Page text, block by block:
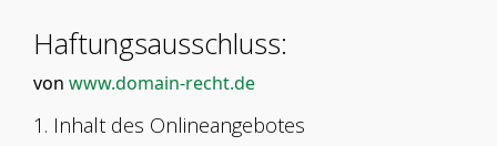
Haftungsausschluss:
von www.domain-recht.de
1. Inhalt des Onlineangebotes